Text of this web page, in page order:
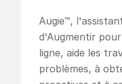
Augie™,
d'Augmentir
ligne, aide les
problèmes, à